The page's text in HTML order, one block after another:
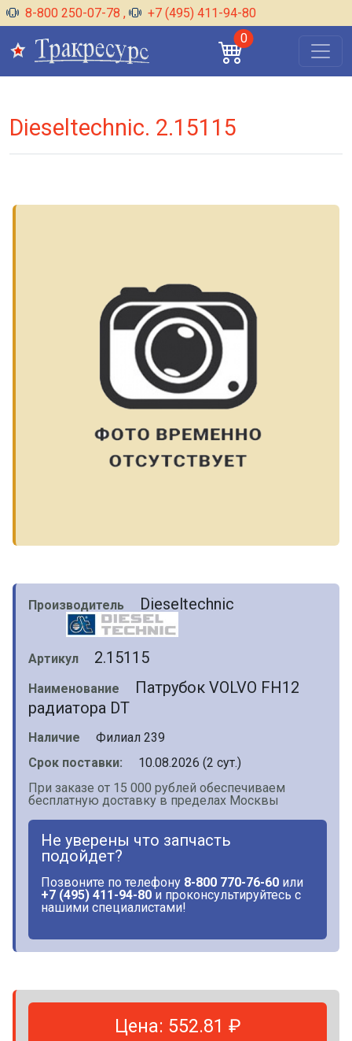
8-800 250-07-78 ,
+7 (495) 411-94-80
0
Dieseltechnic. 2.15115
Производитель Dieseltechnic
Артикул 2.15115
Наименование
Патрубок VOLVO FH12
радиатора DT
Наличие
Филиал 239
Срок поставки:
10.08.2026 (2 сут.)
При заказе от 15 000 рублей обеспечиваем
бесплатную доставку в пределах Москвы
Не уверены что запчасть
подойдет?
Позвоните по телефону 8-800 770-76-60 или
+7 (495) 411-94-80 и проконсультируйтесь с
нашими специалистами!
Цена: 552.81 ₽